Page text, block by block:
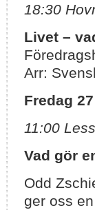
18:30
Livet –
Arr:
Fredag
11:00
Vad gör
Odd
ger oss